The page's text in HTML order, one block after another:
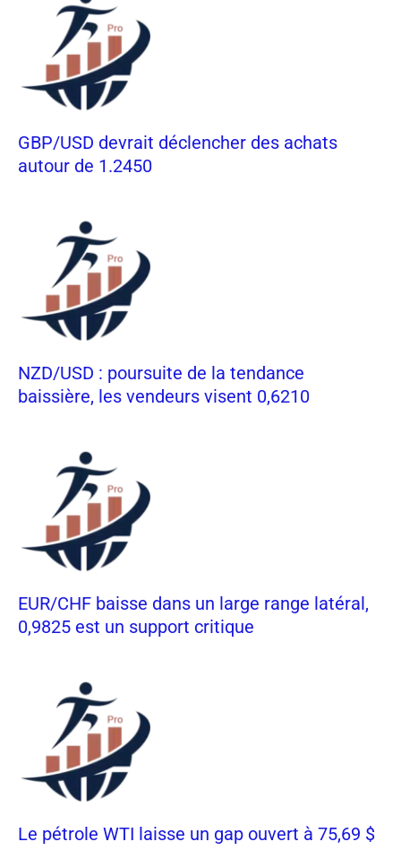
GBP/USD devrait déclencher des achats
autour de 1.2450
NZD/USD : poursuite de la tendance
baissière, les vendeurs visent 0,6210
EUR/CHF baisse dans un large range latéral,
0,9825 est un support critique
Le pétrole WTI laisse un gap ouvert à 75,69 $